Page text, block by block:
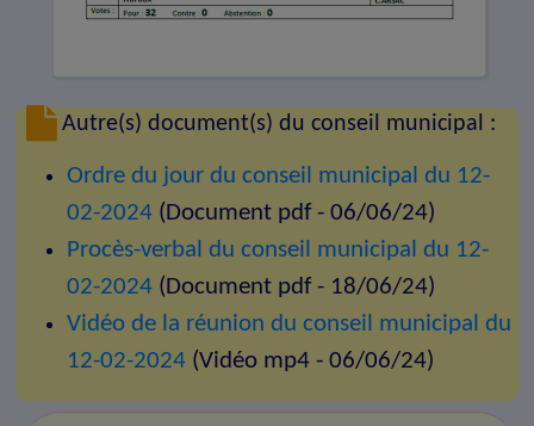
Autre(s) document(s) du conseil municipal :
Ordre du jour du conseil municipal du 12-
02-2024(Document pdf - 06/06/24)
Procès-verbal du conseil municipal du 12-
02-2024(Document pdf - 18/06/24)
Vidéo de la réunion du conseil municipal du
12-02-2024(Vidéo mp4 - 06/06/24)